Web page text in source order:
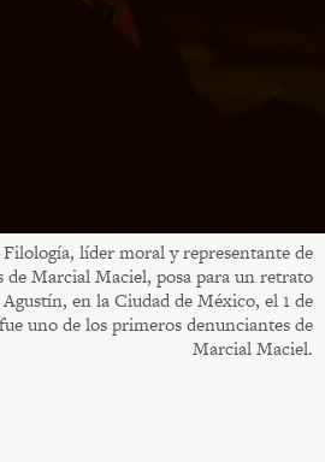
líder moral y representante de
Marcial Maciel, posa para un retrato
en la Ciudad de México, el 1 de
uno de los primeros denunciantes de
Marcial Maciel.